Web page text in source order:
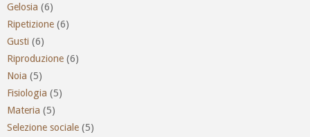
Gelosia (6)
Ripetizione (6)
Gusti (6)
Riproduzione (6)
Noia (5)
Fisiologia (5)
Materia (5)
Selezione sociale (5)